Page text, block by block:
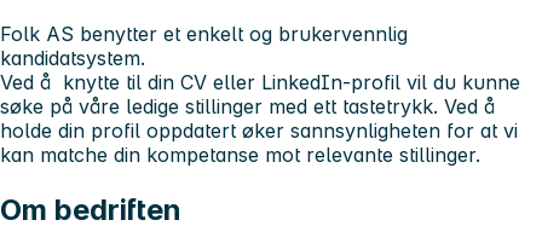
Folk AS benytter et enkelt og brukervennlig
kandidatsystem.
Ved å knytte til din CV eller LinkedIn-profil vil du kunne
søke på våre ledige stillinger med ett tastetrykk. Ved å
holde din profil oppdatert øker sannsynligheten for at vi
kan matche din kompetanse mot relevante stillinger.
Om bedriften